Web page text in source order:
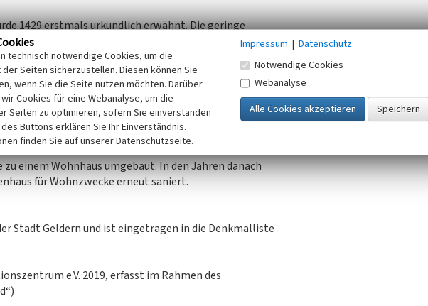
1429 erstmals urkundlich erwähnt. Die geringe
liegenden Mühle mit Namen Alte Willik, die zu
und Konkurrenz geführt. Nach Beilegung des
gelegene Mühle wurde abgerissen. Nur der
, Frucht- und Mahlmühle. Sie stellte ihren
tätig. Die Flussbegradigungen der Niers in den
der Mühle verlegt wurde, haben dazu geführt,
einem Wohnhaus umgebaut. In den Jahren danach
für Wohnzwecke erneut saniert.
Stadt Geldern und ist eingetragen in die Denkmalliste
e.V. 2019, erfasst im Rahmen des
technisch notwendige Cookies, um die
Seiten sicherzustellen. Diesen können Sie
wenn Sie die Seite nutzen möchten. Darüber
Cookies für eine Webanalyse, um die
Seiten zu optimieren, sofern Sie einverstanden
Buttons erklären Sie Ihr Einverständnis.
finden Sie auf unserer Datenschutzseite.
Impressum | Datenschutz
Notwendige Cookies
Webanalyse